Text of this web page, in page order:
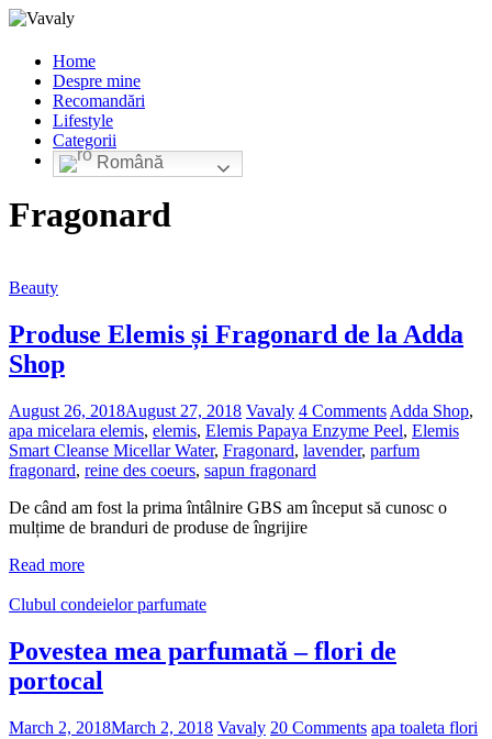
Home
Despre mine
Recomandări
Lifestyle
Categorii
Română
Fragonard
Beauty
Produse Elemis și Fragonard de la Adda
Shop
August 26, 2018August 27, 2018 Vavaly 4 Comments Adda Shop,
apa micelara elemis, elemis, Elemis Papaya Enzyme Peel, Elemis
Smart Cleanse Micellar Water, Fragonard, lavender, parfum
fragonard, reine des coeurs, sapun fragonard
De când am fost la prima întâlnire GBS am început să cunosc o
mulțime de branduri de produse de îngrijire
Read more
Clubul condeielor parfumate
Povestea mea parfumată – flori de
portocal
March 2, 2018March 2, 2018 Vavaly 20 Comments apa toaleta flori